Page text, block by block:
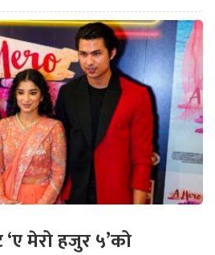
मेरो हजुर ५’को